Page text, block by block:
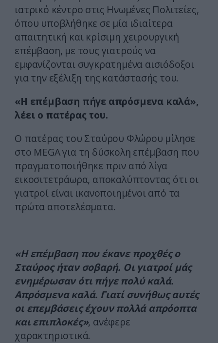
ιατρικό κέντρο στις Ηνωμένες Πολιτείες,
όπου υποβλήθηκε σε μία ιδιαίτερα
απαιτητική και κρίσιμη χειρουργική
επέμβαση, με τους γιατρούς να
εμφανίζονται συγκρατημένα αισιόδοξοι
για την εξέλιξη της κατάστασής του.
«Η επέμβαση πήγε απρόσμενα καλά»,
λέει ο πατέρας του.
Ο πατέρας του Σταύρου Φλώρου μίλησε
στο MEGA για τη δύσκολη επέμβαση που
πραγματοποιήθηκε πριν από λίγα
εικοσιτετράωρα, αποκαλύπτοντας ότι οι
γιατροί είναι ικανοποιημένοι από τα
πρώτα αποτελέσματα.
«Η επέμβαση που έκανε προχθές ο
Σταύρος ήταν σοβαρή. Οι γιατροί μάς
ενημέρωσαν ότι πήγε πολύ καλά.
Απρόσμενα καλά. Γιατί συνήθως αυτές
οι επεμβάσεις έχουν πολλά απρόοπτα
και επιπλοκές», ανέφερε
χαρακτηριστικά.